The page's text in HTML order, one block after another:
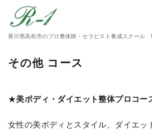
香川県高松市のプロ整体師・セラピスト養成スクール
その他 コース
★美ボディ・ダイエット整体プロコー
女性の美ボディとスタイル、ダイエッ